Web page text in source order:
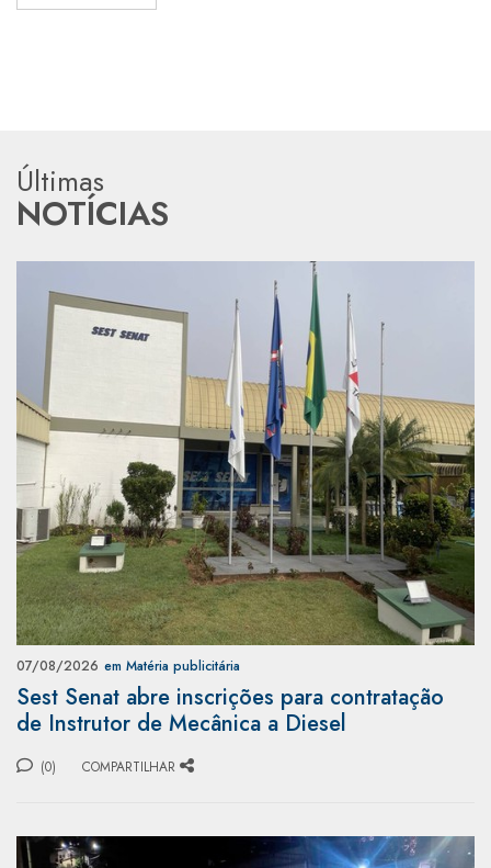
Últimas
NOTÍCIAS
07/08/2026 em Matéria publicitária
Sest Senat abre inscrições para contratação
de Instrutor de Mecânica a Diesel
(0) COMPARTILHAR